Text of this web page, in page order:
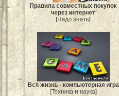
Правила совместных покупок
через интернет
[Надо знать]
Вся жизнь - компьютерная игра
[Техника и наука]